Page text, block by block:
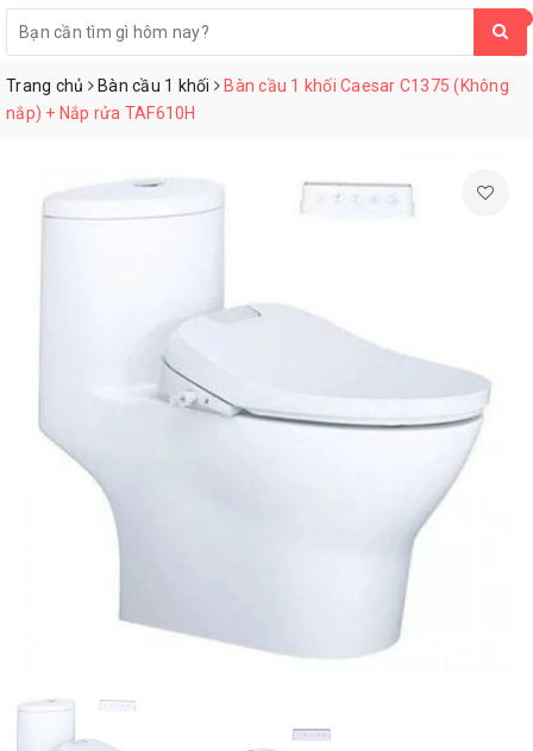
Trang chủ Bàn cầu 1 khối
Bàn cầu 1 khối Caesar C1375 (Không
nắp) + Nắp rửa TAF610H